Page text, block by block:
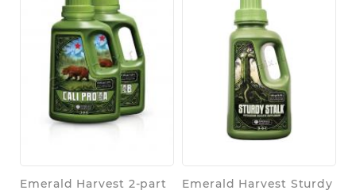
Emerald Harvest 2-part
Emerald Harvest Sturdy